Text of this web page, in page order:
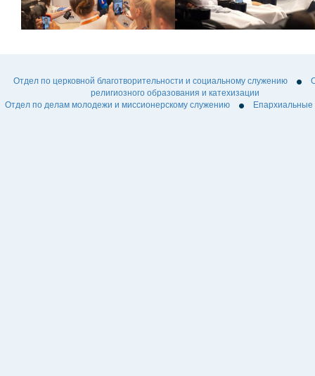
Отдел по церковной благотворительности и социальному служению
религиозного образования и катехизации
Отдел по делам молодежи и миссионерскому служению